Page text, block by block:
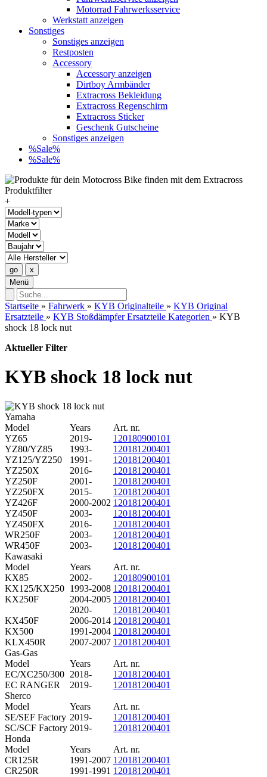
Motorrad Fahrwerksservice
Werkstatt anzeigen
Sonstiges
Sonstiges anzeigen
Restposten
Accessory
Accessory anzeigen
Dirtboy Armbänder
Extracross Bekleidung
Extracross Regenschirm
Extracross Sticker
Geschenk Gutscheine
Sonstiges anzeigen
%Sale%
%Sale%
+
Menü
Startseite » Fahrwerk » KYB Originalteile » KYB Original
Ersatzteile » KYB Stoßdämpfer Ersatzteile Kategorien » KYB
shock 18 lock nut
Aktueller Filter
KYB shock 18 lock nut
Yamaha
Model
Years
Art. nr.
YZ65
2019-
120180900101
YZ80/YZ85
1993-
120181200401
YZ125/YZ250
1991-
120181200401
YZ250X
2016-
120181200401
YZ250F
2001-
120181200401
YZ250FX
2015-
120181200401
YZ426F
2000-2002 120181200401
YZ450F
2003-
120181200401
YZ450FX
2016-
120181200401
WR250F
2003-
120181200401
WR450F
2003-
120181200401
Kawasaki
Model
Years
Art. nr.
KX85
2002-
120180900101
KX125/KX250 1993-2008 120181200401
KX250F
2004-2005 120181200401
2020-
120181200401
KX450F
2006-2014 120181200401
KX500
1991-2004 120181200401
KLX450R
2007-2007 120181200401
Gas-Gas
Model
Years
Art. nr.
EC/XC250/300 2018-
120181200401
EC RANGER
2019-
120181200401
Sherco
Model
Years
Art. nr.
SE/SEF Factory 2019-
120181200401
SC/SCF Factory 2019-
120181200401
Honda
Model
Years
Art. nr.
CR125R
1991-2007 120181200401
CR250R
1991-1991 120181200401